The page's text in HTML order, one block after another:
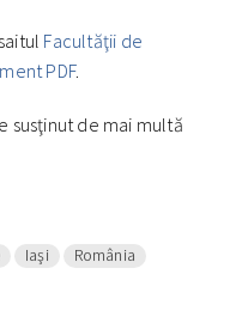
Facultăţii de
PDF.
susţinut de mai multă
Iaşi
România